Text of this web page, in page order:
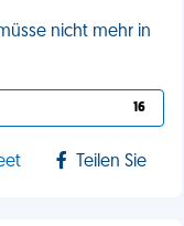
nicht mehr in
16
Teilen Sie